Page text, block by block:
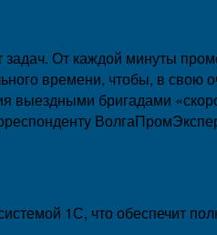
От каждой минуты
времени, чтобы, в свою
выездными бригадами
1С, что обеспечит